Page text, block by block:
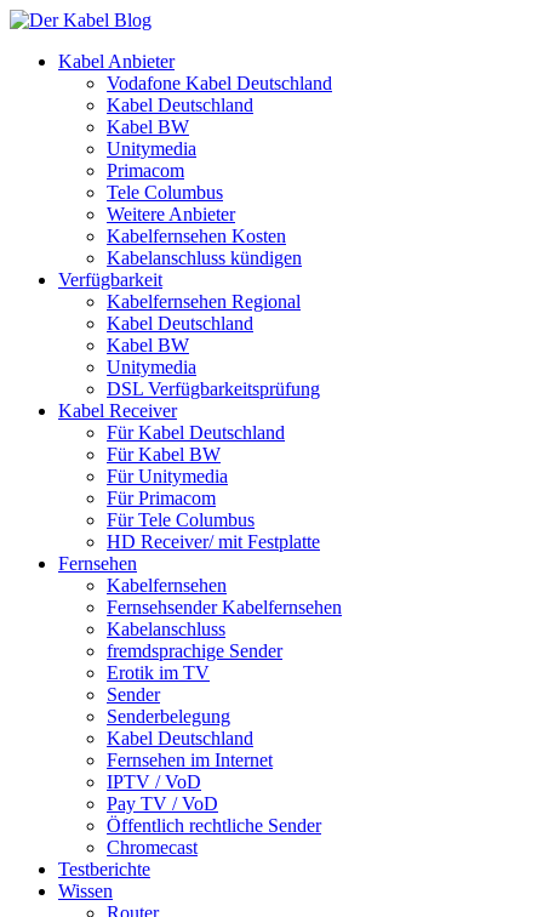
Kabel Anbieter
Vodafone Kabel Deutschland
Kabel Deutschland
Kabel BW
Unitymedia
Primacom
Tele Columbus
Weitere Anbieter
Kabelfernsehen Kosten
Kabelanschluss kündigen
Verfügbarkeit
Kabelfernsehen Regional
Kabel Deutschland
Kabel BW
Unitymedia
DSL Verfügbarkeitsprüfung
Kabel Receiver
Für Kabel Deutschland
Für Kabel BW
Für Unitymedia
Für Primacom
Für Tele Columbus
HD Receiver/ mit Festplatte
Fernsehen
Kabelfernsehen
Fernsehsender Kabelfernsehen
Kabelanschluss
fremdsprachige Sender
Erotik im TV
Sender
Senderbelegung
Kabel Deutschland
Fernsehen im Internet
IPTV / VoD
Pay TV / VoD
Öffentlich rechtliche Sender
Chromecast
Testberichte
Wissen
Router